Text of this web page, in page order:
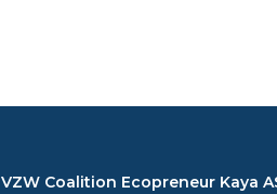
VZW Coalition Ecopreneur Kaya